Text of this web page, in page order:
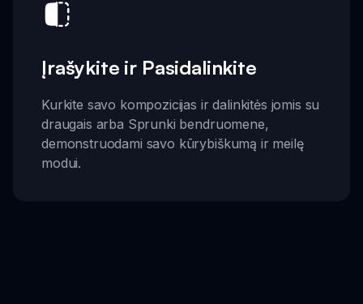
Įrašykite ir Pasidalinkite
Kurkite savo kompozicijas ir dalinkitės jomis su
draugais arba Sprunki bendruomene,
demonstruodami savo kūrybiškumą ir meilę
modui.